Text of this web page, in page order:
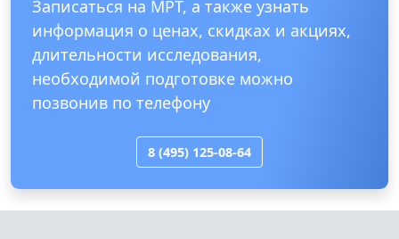
Записаться на МРТ, а также узнать
информация о ценах, скидках и акциях,
длительности исследования,
необходимой подготовке можно
позвонив по телефону
8 (495) 125-08-64